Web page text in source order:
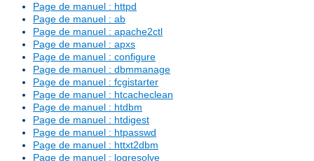
Page de manuel : httpd
Page de manuel : ab
Page de manuel : apache2ctl
Page de manuel : apxs
Page de manuel : configure
Page de manuel : dbmmanage
Page de manuel : fcgistarter
Page de manuel : htcacheclean
Page de manuel : htdbm
Page de manuel : htdigest
Page de manuel : htpasswd
Page de manuel : httxt2dbm
Page de manuel : logresolve